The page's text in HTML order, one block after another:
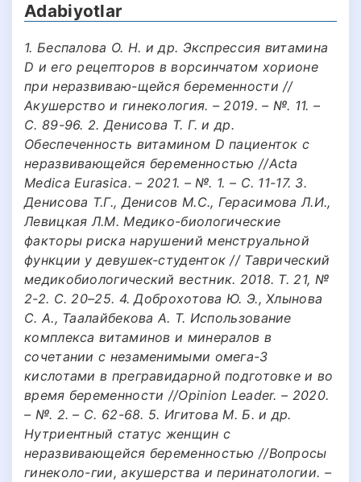
Adabiyotlar
1. Беспалова О. Н. и др. Экспрессия витамина
D и его рецепторов в ворсинчатом хорионе
при неразвиваю-щейся беременности //
Акушерство и гинекология. – 2019. – №. 11. –
С. 89-96. 2. Денисова Т. Г. и др.
Обеспеченность витамином D пациенток с
неразвивающейся беременностью //Acta
Medica Eurasica. – 2021. – №. 1. – С. 11-17. 3.
Денисова Т.Г., Денисов М.С., Герасимова Л.И.,
Левицкая Л.М. Медико-биологические
факторы риска нарушений менструальной
функции у девушек-студенток // Таврический
медикобиологический вестник. 2018. Т. 21, №
2-2. С. 20–25. 4. Доброхотова Ю. Э., Хлынова
С. А., Таалайбекова А. Т. Использование
комплекса витаминов и минералов в
сочетании с незаменимыми омега-3
кислотами в прегравидарной подготовке и во
время беременности //Opinion Leader. – 2020.
– №. 2. – С. 62-68. 5. Игитова М. Б. и др.
Нутриентный статус женщин с
неразвивающейся беременностью //Вопросы
гинеколо-гии, акушерства и перинатологии. –